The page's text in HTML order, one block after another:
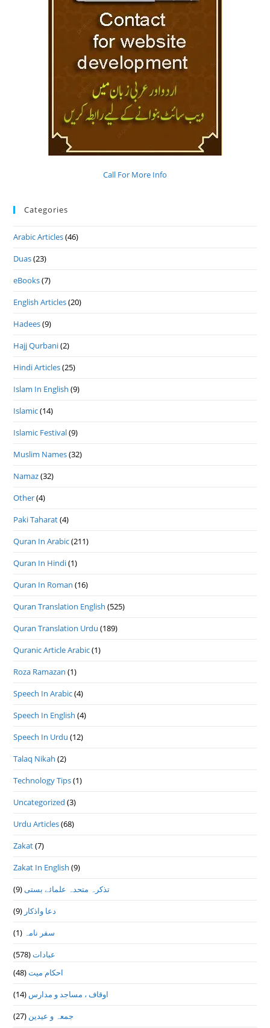
Call For More Info
Categories
Arabic Articles(46)
Duas(23)
eBooks(7)
English Articles(20)
Hadees(9)
Hajj Qurbani(2)
Hindi Articles(25)
Islam In English (9)
Islamic(14)
Islamic Festival(9)
Muslim Names(32)
Namaz(32)
Other(4)
Paki Taharat(4)
Quran In Arabic(211)
Quran In Hindi(1)
Quran In Roman (16)
Quran Translation English (525)
Quran Translation Urdu (189)
Quranic Article Arabic(1)
Roza Ramazan (1)
Speech In Arabic(4)
Speech In English (4)
Speech In Urdu (12)
Talaq Nikah (2)
Technology Tips(1)
Uncategorized (3)
Urdu Articles(68)
Zakat(7)
Zakat In English (9)
تذكرہ متحدہ علمائے بستى(9)
دعا واذكار (9)
سفر نامہ (1)
عبادات(578)
احکام میت(48)
اوقاف ، مساجد و مدارس (14)
جمعہ و عیدین (27)